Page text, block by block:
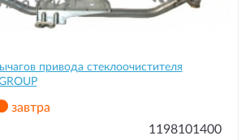
привода стеклоочистителя
завтра
1198101400